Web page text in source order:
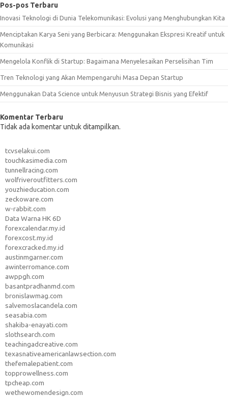
Pos-pos Terbaru
Inovasi Teknologi di Dunia Telekomunikasi: Evolusi yang Menghubungkan Kita
Menciptakan Karya Seni yang Berbicara: Menggunakan Ekspresi Kreatif untuk
Komunikasi
Mengelola Konflik di Startup: Bagaimana Menyelesaikan Perselisihan Tim
Tren Teknologi yang Akan Mempengaruhi Masa Depan Startup
Menggunakan Data Science untuk Menyusun Strategi Bisnis yang Efektif
Komentar Terbaru
Tidak ada komentar untuk ditampilkan.
tcvselakui.com
touchkasimedia.com
tunnellracing.com
wolfriveroutfitters.com
youzhieducation.com
zeckoware.com
w-rabbit.com
Data Warna HK 6D
forexcalendar.my.id
forexcost.my.id
forexcracked.my.id
austinmgarner.com
awinterromance.com
awppgh.com
basantpradhanmd.com
bronislawmag.com
salvemoslacandela.com
seasabia.com
shakiba-enayati.com
slothsearch.com
teachingadcreative.com
texasnativeamericanlawsection.com
thefemalepatient.com
topprowellness.com
tpcheap.com
wethewomendesign.com